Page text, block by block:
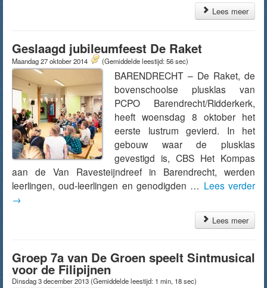
Lees meer
Geslaagd jubileumfeest De Raket
Maandag 27 oktober 2014 (Gemiddelde leestijd: 56 sec)
BARENDRECHT – De Raket, de
bovenschoolse plusklas van
PCPO Barendrecht/Ridderkerk,
heeft woensdag 8 oktober het
eerste lustrum gevierd. In het
gebouw waar de plusklas
gevestigd is, CBS Het Kompas
aan de Van Ravesteijndreef in Barendrecht, werden
leerlingen, oud-leerlingen en genodigden … Lees verder
→
Lees meer
Groep 7a van De Groen speelt Sintmusical
voor de Filipijnen
Dinsdag 3 december 2013(Gemiddelde leestijd: 1 min, 18 sec)